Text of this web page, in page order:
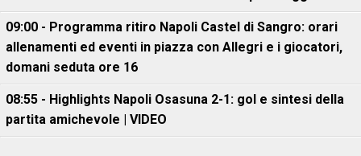
09:00 - Programma ritiro Napoli Castel di Sangro: orari
allenamenti ed eventi in piazza con Allegri e i giocatori,
domani seduta ore 16
08:55 - Highlights Napoli Osasuna 2-1: gol e sintesi della
partita amichevole | VIDEO